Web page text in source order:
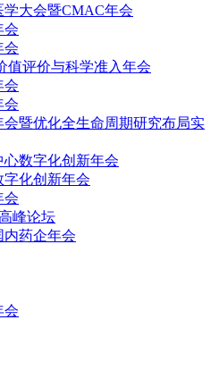
大会暨CMAC年会
会
会
值评价与科学准入年会
会
会
暨优化全生命周期研究布局实
数字化创新年会
化创新年会
会
峰论坛
药企年会
会